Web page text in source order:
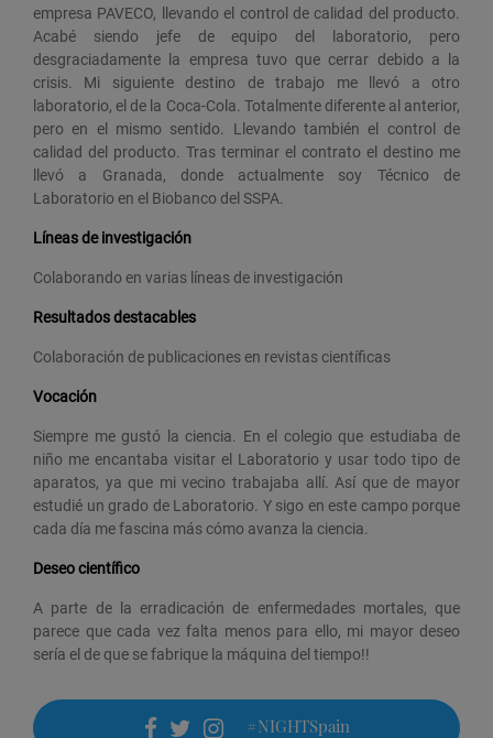
empresa PAVECO, llevando el control de calidad del producto.
Acabé siendo jefe de equipo del laboratorio, pero
desgraciadamente la empresa tuvo que cerrar debido a la
crisis. Mi siguiente destino de trabajo me llevó a otro
laboratorio, el de la Coca-Cola. Totalmente diferente al anterior,
pero en el mismo sentido. Llevando también el control de
calidad del producto. Tras terminar el contrato el destino me
llevó a Granada, donde actualmente soy Técnico de
Laboratorio en el Biobanco del SSPA.
Líneas de investigación
Colaborando en varias líneas de investigación
Resultados destacables
Colaboración de publicaciones en revistas científicas
Vocación
Siempre me gustó la ciencia. En el colegio que estudiaba de
niño me encantaba visitar el Laboratorio y usar todo tipo de
aparatos, ya que mi vecino trabajaba allí. Así que de mayor
estudié un grado de Laboratorio. Y sigo en este campo porque
cada día me fascina más cómo avanza la ciencia.
Deseo científico
A parte de la erradicación de enfermedades mortales, que
parece que cada vez falta menos para ello, mi mayor deseo
sería el de que se fabrique la máquina del tiempo!!
#NIGHTSpain